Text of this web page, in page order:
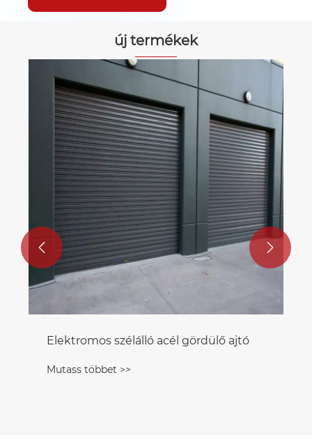
új termékek
Elektromos szélálló acél gördülő ajtó
Mutass többet >>
 